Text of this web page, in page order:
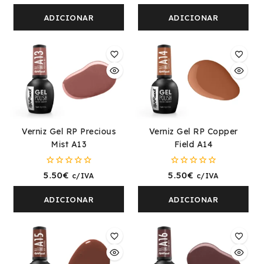
5
ADICIONAR
5
ADICIONAR
Verniz Gel RP Precious
Mist A13
0
5
5.50€ c/IVA
ADICIONAR
Verniz Gel RP Copper
Field A14
0
5
5.50€ c/IVA
ADICIONAR